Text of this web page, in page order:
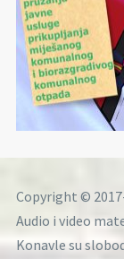
Copyright ©
Audio i video
Konavle su